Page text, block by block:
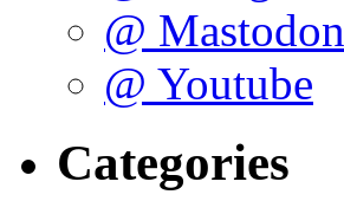
@ Mastodon
@ Youtube
Categories